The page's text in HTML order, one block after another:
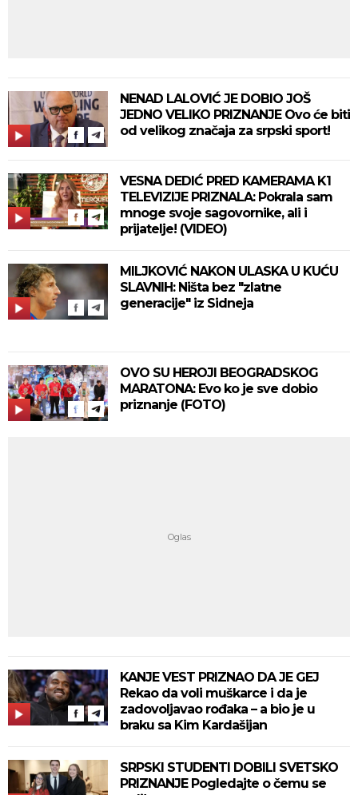
NENAD LALOVIĆ JE DOBIO JOŠ
JEDNO VELIKO PRIZNANJE Ovo će biti
od velikog značaja za srpski sport!
VESNA DEDIĆ PRED KAMERAMA K1
TELEVIZIJE PRIZNALA: Pokrala sam
mnoge svoje sagovornike, ali i
prijatelje! (VIDEO)
MILJKOVIĆ NAKON ULASKA U KUĆU
SLAVNIH: Ništa bez "zlatne
generacije" iz Sidneja
OVO SU HEROJI BEOGRADSKOG
MARATONA: Evo ko je sve dobio
priznanje (FOTO)
KANJE VEST PRIZNAO DA JE GEJ
Rekao da voli muškarce i da je
zadovoljavao rođaka – a bio je u
braku sa Kim Kardašijan
SRPSKI STUDENTI DOBILI SVETSKO
PRIZNANJE Pogledajte o čemu se